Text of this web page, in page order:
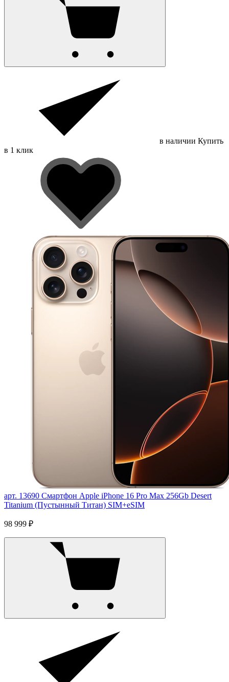
в наличии Купить
в 1 клик
арт. 13690 Смартфон Apple iPhone 16 Pro Max 256Gb Desert
Titanium (Пустынный Титан) SIM+eSIM
98 999 ₽